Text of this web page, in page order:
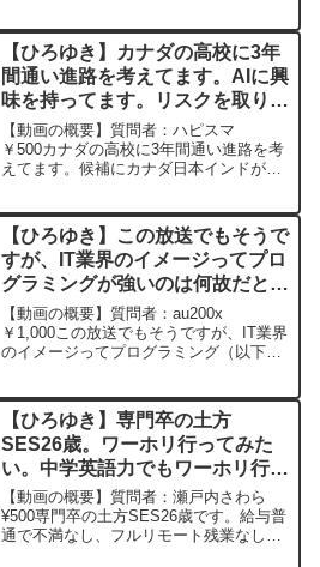
ょうか？使い方を教えてください。元動
画：...
【ひろゆき】カナダの高校に3年
間通い進路を考えてます。AIに興
味を持ってます。リスクを取り高
専に進学し可能性を探るか、大学
に進学するか？ー ひろゆき切り
抜き 20241008
【動画の概要】質問者：ハピスマ
￥500カナダの高校に3年間通い進路を考
えてます。候補にカナダ日本インドがあ
25歳になるため企業採用で不利になるの
ではと不安。この状況...
【ひろゆき】この放送でもそうで
すが、IT業界のイメージってプロ
グラミングが強いのは何故だと思
いますか。ー ひろゆき切り抜
き 20240111
【動画の概要】質問者：au200x
￥1,000この放送でもそうですが、IT業界
のイメージってプログラミング（以下
DBエンジニアです。SQLも一応PGでは
あ...
【ひろゆき】専門卒の土方
SES26歳。ワーホリ行ってみた
い。中学英語力でもワーホリ行け
るオススメの国あれば教えてくだ
さいー ひろゆき切り抜き
20240509
【動画の概要】質問者：瀬戸内さわら
¥500専門卒の土方SES26歳です。給与普
通で不満なし、フルリモート残業なしで